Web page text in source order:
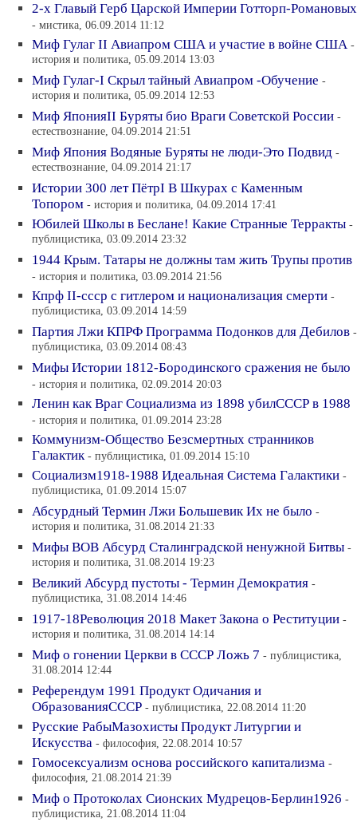
2-х Главый Герб Царской Империи Готторп-Романовых
- мистика, 06.09.2014 11:12
Миф Гулаг II Авиапром США и участие в войне США -
история и политика, 05.09.2014 13:03
Миф Гулаг-I Скрыл тайный Авиапром -Обучение -
история и политика, 05.09.2014 12:53
Миф ЯпонияII Буряты био Враги Советской России -
естествознание, 04.09.2014 21:51
Миф Япония Водяные Буряты не люди-Это Подвид -
естествознание, 04.09.2014 21:17
Истории 300 лет ПётрI В Шкурах с Каменным
Топором - история и политика, 04.09.2014 17:41
Юбилей Школы в Беслане! Какие Странные Терракты -
публицистика, 03.09.2014 23:32
1944 Крым. Татары не должны там жить Трупы против
- история и политика, 03.09.2014 21:56
Кпрф II-ссср с гитлером и национализация смерти -
публицистика, 03.09.2014 14:59
Партия Лжи КПРФ Программа Подонков для Дебилов -
публицистика, 03.09.2014 08:43
Мифы Истории 1812-Бородинского сражения не было
- история и политика, 02.09.2014 20:03
Ленин как Враг Социализма из 1898 убилСССР в 1988
- история и политика, 01.09.2014 23:28
Коммунизм-Общество Безсмертных странников
Галактик - публицистика, 01.09.2014 15:10
Социализм1918-1988 Идеальная Система Галактики -
публицистика, 01.09.2014 15:07
Абсурдный Термин Лжи Большевик Их не было -
история и политика, 31.08.2014 21:33
Мифы ВОВ Абсурд Сталинградской ненужной Битвы -
история и политика, 31.08.2014 19:23
Великий Абсурд пустоты - Термин Демократия -
публицистика, 31.08.2014 14:46
1917-18Революция 2018 Макет Закона о Реституции -
история и политика, 31.08.2014 14:14
Миф о гонении Церкви в СССР Ложь 7 - публицистика,
31.08.2014 12:44
Референдум 1991 Продукт Одичания и
ОбразованияСССР - публицистика, 22.08.2014 11:20
Русские РабыМазохисты Продукт Литургии и
Искусства - философия, 22.08.2014 10:57
Гомосексуализм основа российского капитализма -
философия, 21.08.2014 21:39
Миф о Протоколах Сионских Мудрецов-Берлин1926 -
публицистика, 21.08.2014 11:04